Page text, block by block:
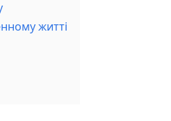
житті